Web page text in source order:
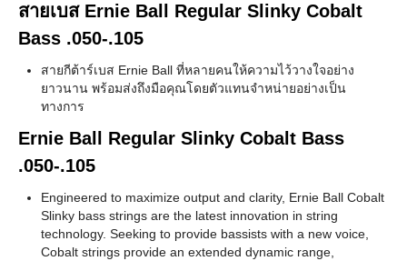
สายเบส Ernie Ball Regular Slinky Cobalt
Bass .050-.105
สายกีต้าร์เบส Ernie Ball ที่หลายคนให้ความไว้วางใจอย่าง
ยาวนาน พร้อมส่งถึงมือคุณโดยตัวแทนจำหน่ายอย่างเป็น
ทางการ
Ernie Ball Regular Slinky Cobalt Bass
.050-.105
Engineered to maximize output and clarity, Ernie Ball Cobalt
Slinky bass strings are the latest innovation in string
technology. Seeking to provide bassists with a new voice,
Cobalt strings provide an extended dynamic range,